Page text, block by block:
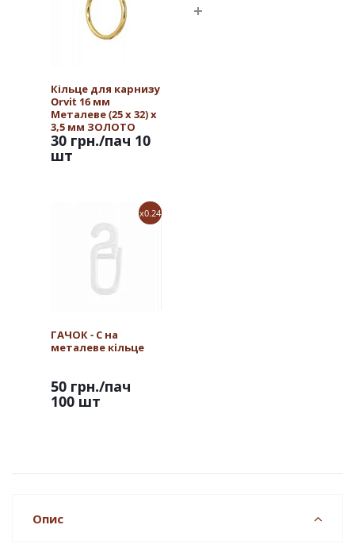
Кільце для карнизу
Orvit 16 мм
Металеве (25 х 32) х
3,5 мм ЗОЛОТО
30 грн./пач 10
шт
x0.24
ГАЧОК - С на
металеве кільце
50 грн./пач
100 шт
Опис